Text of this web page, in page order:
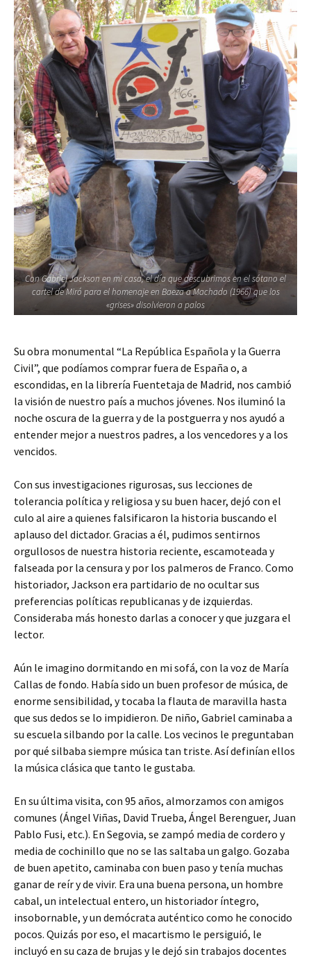
Con Gabriel Jackson en mi casa, el día que descubrimos en el sótano el
cartel de Miró para el homenaje en Baeza a Machado (1966) que los
«grises» disolvieron a palos
Su obra monumental “La República Española y la Guerra
Civil”, que podíamos comprar fuera de España o, a
escondidas, en la librería Fuentetaja de Madrid, nos cambió
la visión de nuestro país a muchos jóvenes. Nos iluminó la
noche oscura de la guerra y de la postguerra y nos ayudó a
entender mejor a nuestros padres, a los vencedores y a los
vencidos.
Con sus investigaciones rigurosas, sus lecciones de
tolerancia política y religiosa y su buen hacer, dejó con el
culo al aire a quienes falsificaron la historia buscando el
aplauso del dictador. Gracias a él, pudimos sentirnos
orgullosos de nuestra historia reciente, escamoteada y
falseada por la censura y por los palmeros de Franco. Como
historiador, Jackson era partidario de no ocultar sus
preferencias políticas republicanas y de izquierdas.
Consideraba más honesto darlas a conocer y que juzgara el
lector.
Aún le imagino dormitando en mi sofá, con la voz de María
Callas de fondo. Había sido un buen profesor de música, de
enorme sensibilidad, y tocaba la flauta de maravilla hasta
que sus dedos se lo impidieron. De niño, Gabriel caminaba a
su escuela silbando por la calle. Los vecinos le preguntaban
por qué silbaba siempre música tan triste. Así definían ellos
la música clásica que tanto le gustaba.
En su última visita, con 95 años, almorzamos con amigos
comunes (Ángel Viñas, David Trueba, Ángel Berenguer, Juan
Pablo Fusi, etc.). En Segovia, se zampó media de cordero y
media de cochinillo que no se las saltaba un galgo. Gozaba
de buen apetito, caminaba con buen paso y tenía muchas
ganar de reír y de vivir. Era una buena persona, un hombre
cabal, un intelectual entero, un historiador íntegro,
insobornable, y un demócrata auténtico como he conocido
pocos. Quizás por eso, el macartismo le persiguió, le
incluyó en su caza de brujas y le dejó sin trabajos docentes